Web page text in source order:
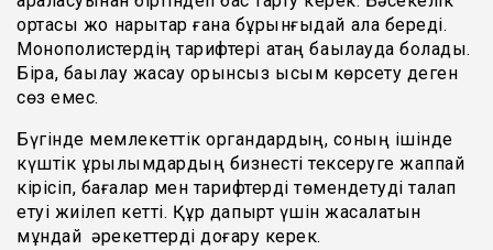
ортасы жоқ нарықтар ғана бұрынғыдай қала береді.
Монополистердің тарифтері қатаң бақылауда болады.
Бірақ, бақылау жасау орынсыз қысым көрсету деген
сөз емес.
Бүгінде мемлекеттік органдардың, соның ішінде
күштік құрылымдардың бизнесті тексеруге жаппай
кірісіп, бағалар мен тарифтерді төмендетуді талап
етуі жиілеп кетті. Құр дақпырт үшін жасалатын
мұндай әрекеттерді доғару керек.